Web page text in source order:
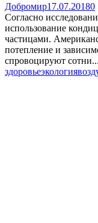
Добромир17.07.20180
Согласно
использование
частицами.
потепление и
спровоцируют сотни...
здоровьеэкология